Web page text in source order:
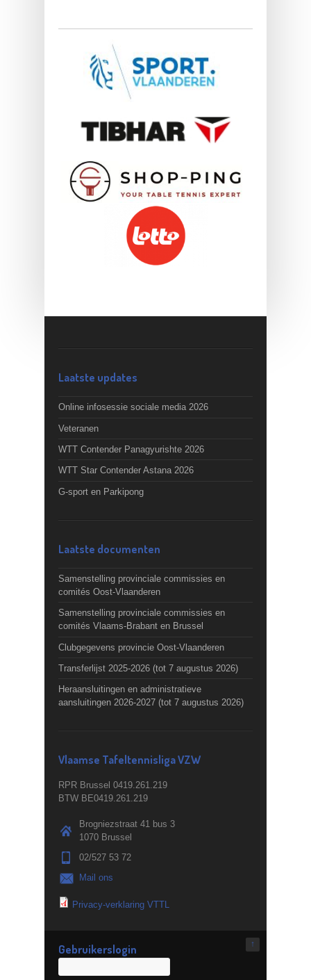
Laatste updates
Online infosessie sociale media 2026
Veteranen
WTT Contender Panagyurishte 2026
WTT Star Contender Astana 2026
G-sport en Parkipong
Laatste documenten
Samenstelling provinciale commissies en
comités Oost-Vlaanderen
Samenstelling provinciale commissies en
comités Vlaams-Brabant en Brussel
Clubgegevens provincie Oost-Vlaanderen
Transferlijst 2025-2026 (tot 7 augustus 2026)
Heraansluitingen en administratieve
aansluitingen 2026-2027 (tot 7 augustus 2026)
Vlaamse Tafeltennisliga VZW
RPR Brussel 0419.261.219
BTW BE0419.261.219
Brogniezstraat 41 bus 3
1070 Brussel
02/527 53 72
Mail ons
Privacy-verklaring VTTL
↑
Gebruikerslogin